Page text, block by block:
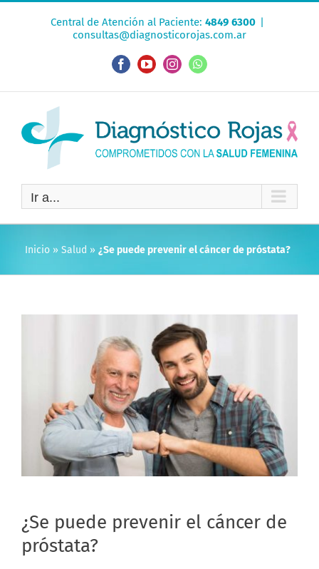
Central de Atención al Paciente: 4849 6300 |
consultas@diagnosticorojas.com.ar
FacebookYouTubeInstagramWhatsApp
Ir a...
Inicio » Salud » ¿Se puede prevenir el cáncer de próstata?
¿Se puede prevenir el cáncer de
próstata?